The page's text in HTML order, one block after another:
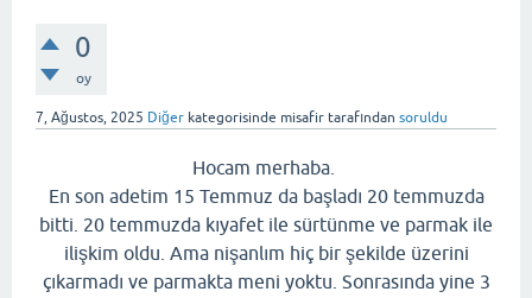
0
oy
7, Ağustos, 2025 Diğer kategorisinde misafir tarafından soruldu
Hocam merhaba.
En son adetim 15 Temmuz da başladı 20 temmuzda
bitti. 20 temmuzda kıyafet ile sürtünme ve parmak ile
ilişkim oldu. Ama nişanlım hiç bir şekilde üzerini
çıkarmadı ve parmakta meni yoktu. Sonrasında yine 3